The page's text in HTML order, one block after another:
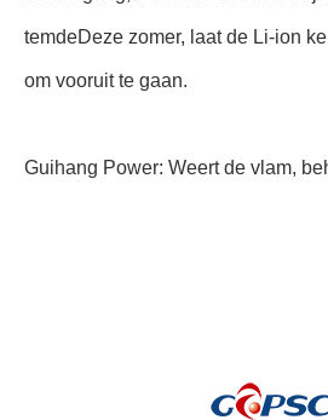
temdeDeze zomer, laat de Li-ion
om vooruit te gaan.
Guihang Power: Weert de vlam,